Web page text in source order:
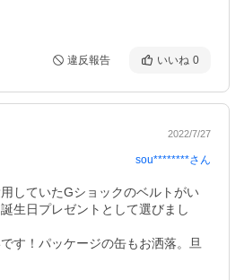
違反報告 いいね 0
2022/7/27
sou********さん
していたGショックのベルトがい
生日プレゼントとして選びまし
す！パッケージの缶もお洒落。旦